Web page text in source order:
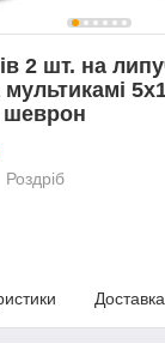
2 шт. на
шеврон
Роздріб
Доставка